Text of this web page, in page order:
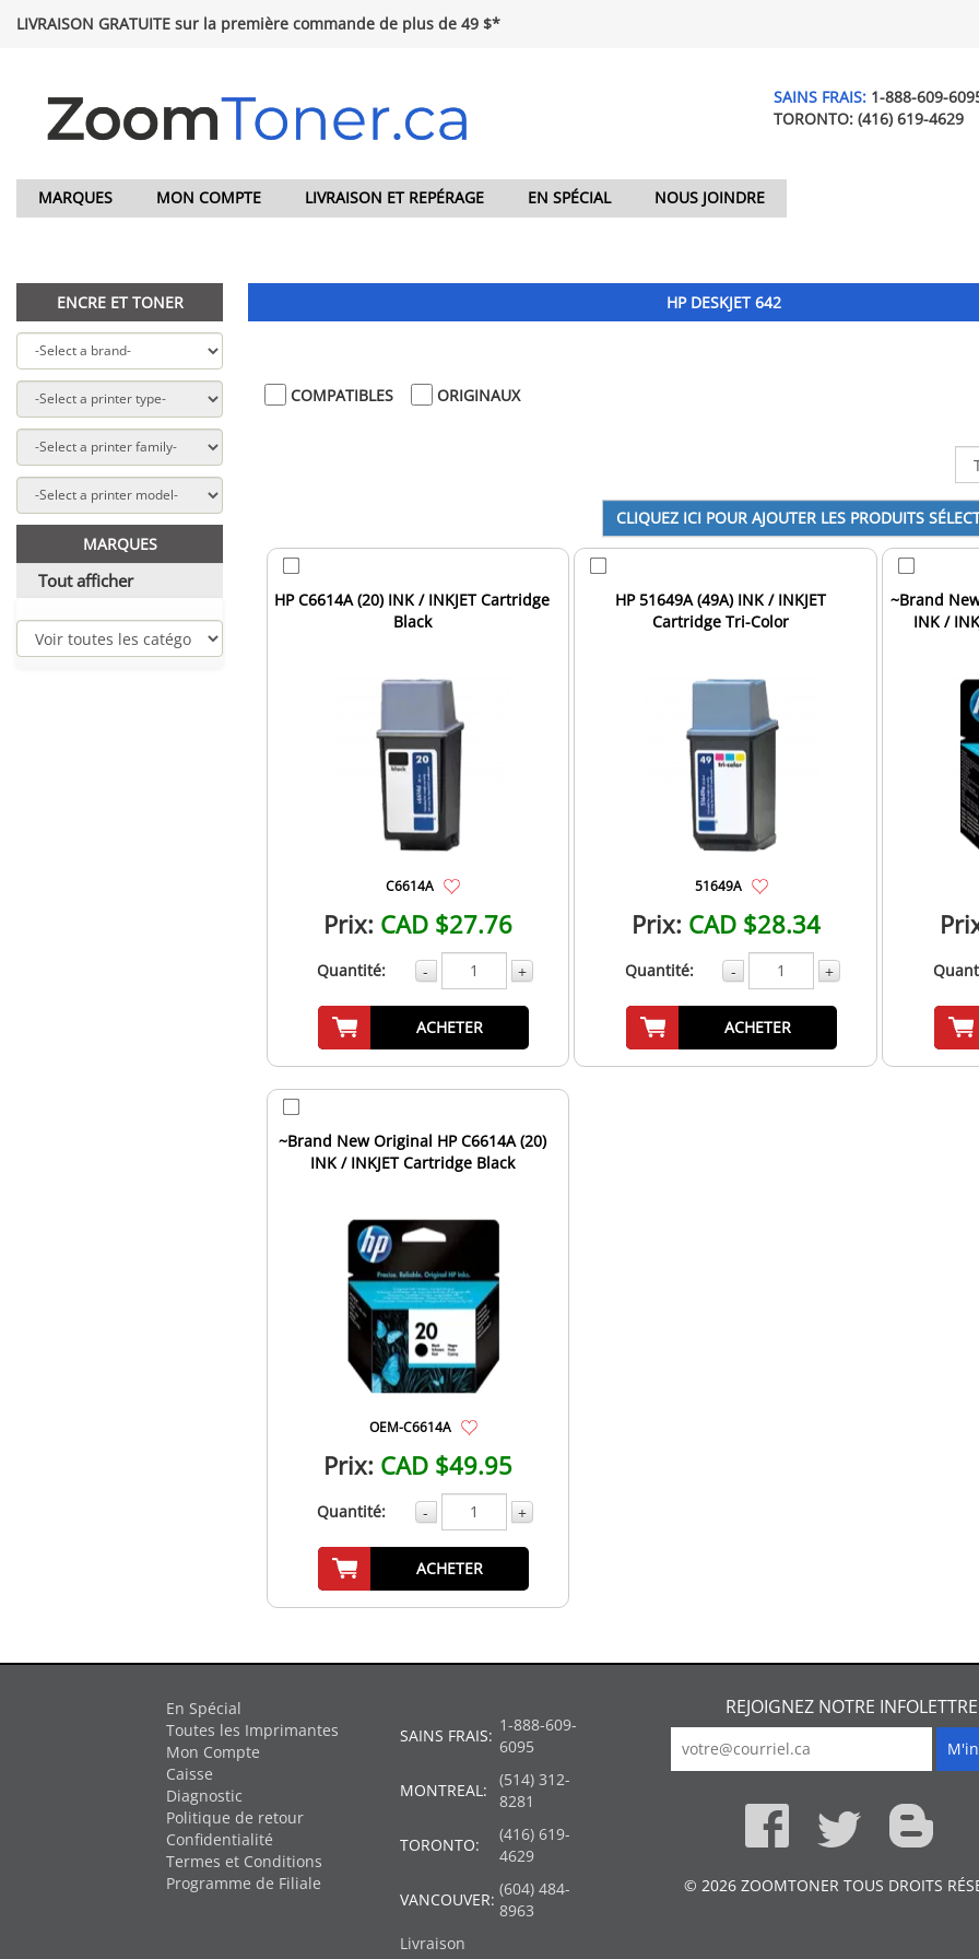
LIVRAISON GRATUITE sur la première commande de plus de 49 $*
SAINS FRAIS: 1-888-609-
TORONTO: (416) 619-4629
MARQUES MON COMPTE LIVRAISON ET REPÉRAGE EN SPÉCIAL NOUS JOINDRE
ENCRE ET TONER
MARQUES
Tout afficher
HP DESKJET 642
COMPATIBLES ORIGINAUX
HP C6614A (20) INK / INKJET Cartridge
Black
C6614A
Prix: CAD $27.76
Quantité: - +
ACHETER
HP 51649A (49A) INK / INKJET
Cartridge Tri-Color
51649A
Prix: CAD $28.34
Quantité: - +
ACHETER
~Brand
INK /
~Brand New Original HP C6614A (20)
INK / INKJET Cartridge Black
OEM-C6614A
Prix: CAD $49.95
Quantité: - +
ACHETER
En Spécial
Toutes les Imprimantes
Mon Compte
Caisse
Diagnostic
Politique de retour
Confidentialité
Termes et Conditions
Programme de Filiale
SAINS FRAIS:
1-888-609-
6095
MONTREAL:
(514) 312-
8281
TORONTO:
(416) 619-
4629
VANCOUVER:
(604) 484-
8963
Livraison
REJOIGNEZ NOTRE INFOLETTRE
© 2026 ZOOMTONER TOUS DROITS